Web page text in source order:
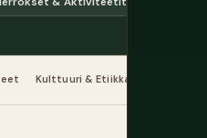
Kulttuuri & Etiikka